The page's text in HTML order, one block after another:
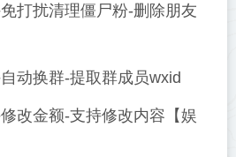
扰清理僵尸粉-删除朋友
换群-提取群成员wxid
金额-支持修改内容【娱